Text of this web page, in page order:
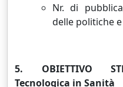
Nr. di
delle politiche
5. OBIETTIVO
Tecnologica in Sanità